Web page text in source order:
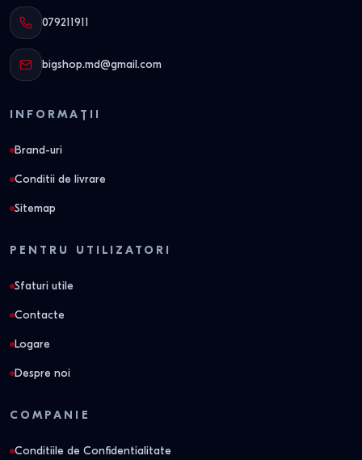
079211911
bigshop.md@gmail.com
INFORMAȚII
Brand-uri
Conditii de livrare
Sitemap
PENTRU UTILIZATORI
Sfaturi utile
Contacte
Logare
Despre noi
COMPANIE
Conditiile de Confidentialitate